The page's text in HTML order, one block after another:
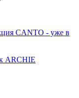
CANTO - уже в
ARCHIE